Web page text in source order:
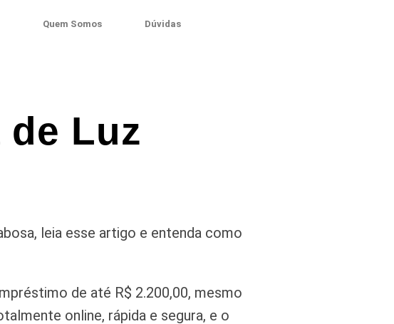
Quem Somos Dúvidas
Luz
leia esse artigo e entenda como
de até R$ 2.200,00, mesmo
online, rápida e segura, e o